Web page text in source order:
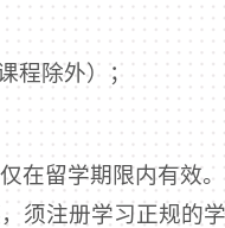
程除外）；
在留学期限内有效
须注册学习正规的学